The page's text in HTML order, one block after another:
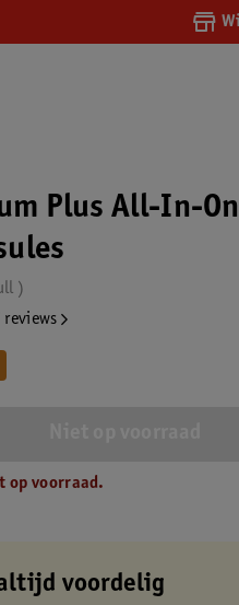
Plus All-In-
reviews
op voorraad.
voordelig